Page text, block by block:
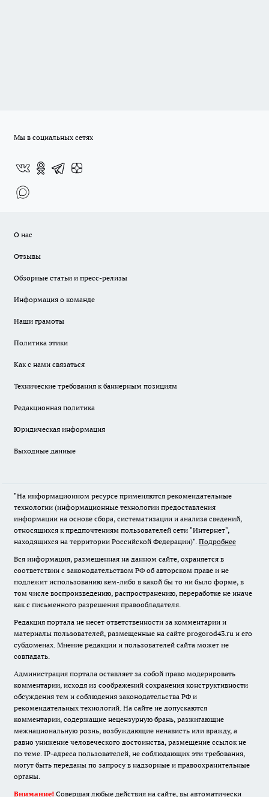
Мы в социальных сетях
О нас
Отзывы
Обзорные статьи и пресс-релизы
Информация о команде
Наши грамоты
Политика этики
Как с нами связаться
Технические требования к баннерным позициям
Редакционная политика
Юридическая информация
Выходные данные
"На информационном ресурсе применяются рекомендательные
технологии (информационные технологии предоставления
информации на основе сбора, систематизации и анализа сведений,
относящихся к предпочтениям пользователей сети "Интернет",
находящихся на территории Российской Федерации)". Подробнее
Вся информация, размещенная на данном сайте, охраняется в
соответствии с законодательством РФ об авторском праве и не
подлежит использованию кем-либо в какой бы то ни было форме, в
том числе воспроизведению, распространению, переработке не иначе
как с письменного разрешения правообладателя.
Редакция портала не несет ответственности за комментарии и
материалы пользователей, размещенные на сайте progorod43.ru и его
субдоменах. Мнение редакции и пользователей сайта может не
совпадать.
Администрация портала оставляет за собой право модерировать
комментарии, исходя из соображений сохранения конструктивности
обсуждения тем и соблюдения законодательства РФ и
рекомендательных технологий. На сайте не допускаются
комментарии, содержащие нецензурную брань, разжигающие
межнациональную рознь, возбуждающие ненависть или вражду, а
равно унижение человеческого достоинства, размещение ссылок не
по теме. IP-адреса пользователей, не соблюдающих эти требования,
могут быть переданы по запросу в надзорные и правоохранительные
органы.
Внимание! Совершая любые действия на сайте, вы автоматически